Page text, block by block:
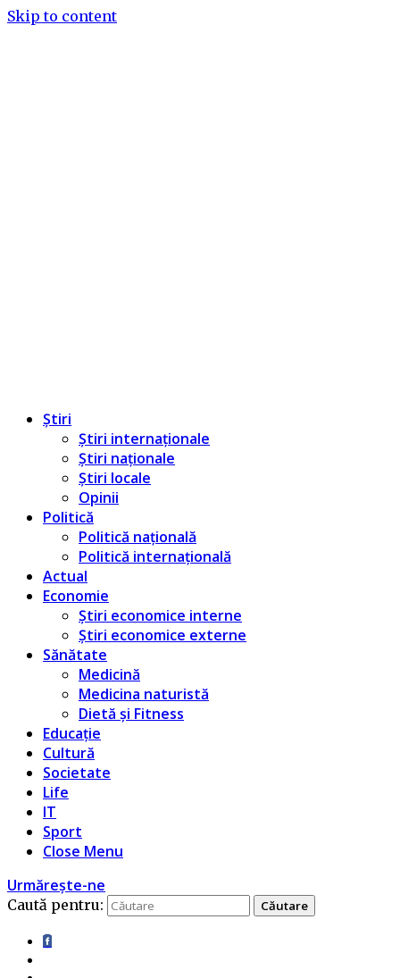
Skip to content
Știri
Știri internaționale
Știri naționale
Știri locale
Opinii
Politică
Politică națională
Politică internațională
Actual
Economie
Știri economice interne
Știri economice externe
Sănătate
Medicină
Medicina naturistă
Dietă și Fitness
Educație
Cultură
Societate
Life
IT
Sport
Close Menu
Urmărește-ne
Caută pentru: